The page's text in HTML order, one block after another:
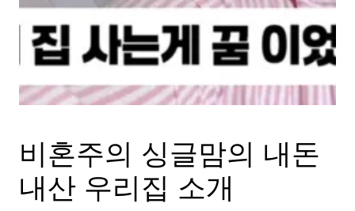
비혼주의 싱글맘의 내돈
내산 우리집 소개